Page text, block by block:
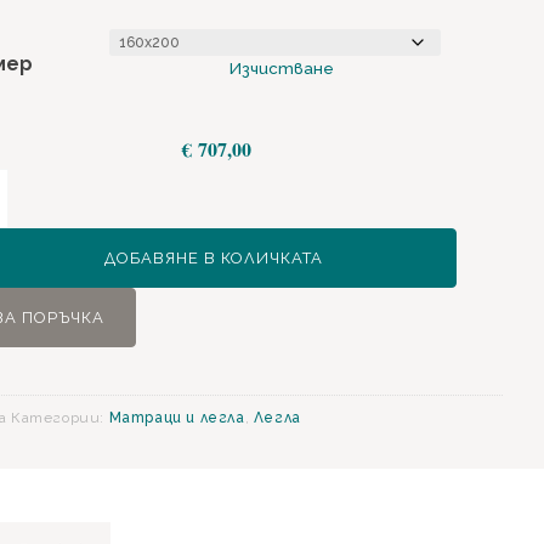
Изчистване
€707,00
ДОБАВЯНЕ В КОЛИЧКАТА
ПОРЪЧКА
Категории: Матраци и легла Легла